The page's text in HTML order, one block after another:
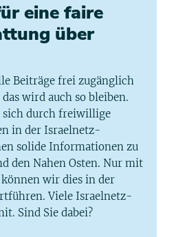
eine faire
über
Beiträge frei zugänglich
wird auch so bleiben.
durch freiwillige
in der Israelnetz-
solide Informationen zu
den Nahen Osten. Nur mit
wir dies in der
Viele Israelnetz-
Sind Sie dabei?